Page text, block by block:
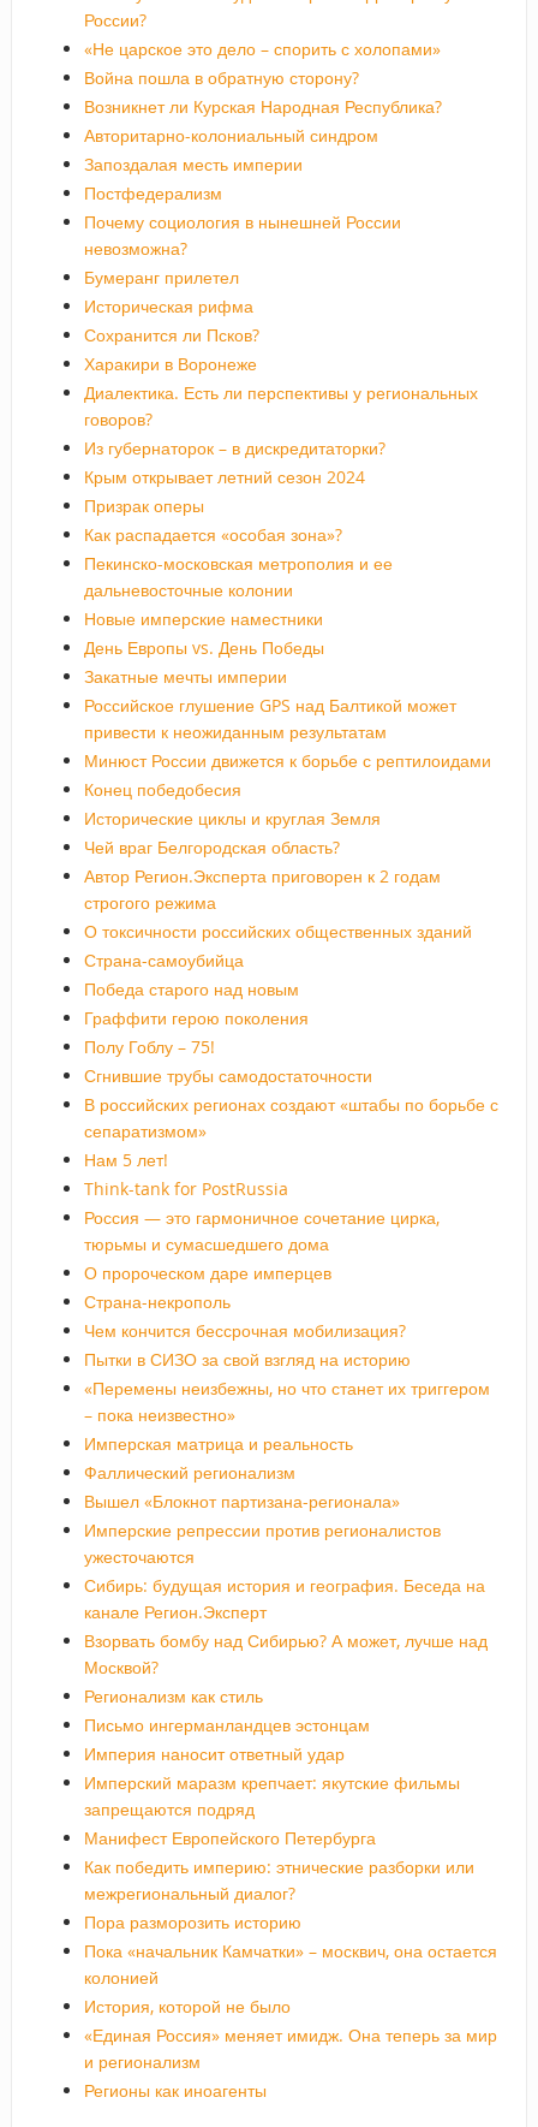
России?
«Не царское это дело – спорить с холопами»
Война пошла в обратную сторону?
Возникнет ли Курская Народная Республика?
Авторитарно-колониальный синдром
Запоздалая месть империи
Постфедерализм
Почему социология в нынешней России
невозможна?
Бумеранг прилетел
Историческая рифма
Сохранится ли Псков?
Харакири в Воронеже
Диалектика. Есть ли перспективы у региональных
говоров?
Из губернаторок – в дискредитаторки?
Крым открывает летний сезон 2024
Призрак оперы
Как распадается «особая зона»?
Пекинско-московская метрополия и ее
дальневосточные колонии
Новые имперские наместники
День Европы vs. День Победы
Закатные мечты империи
Российское глушение GPS над Балтикой может
привести к неожиданным результатам
Минюст России движется к борьбе с рептилоидами
Конец победобесия
Исторические циклы и круглая Земля
Чей враг Белгородская область?
Автор Регион.Эксперта приговорен к 2 годам
строгого режима
О токсичности российских общественных зданий
Страна-самоубийца
Победа старого над новым
Граффити герою поколения
Полу Гоблу – 75!
Сгнившие трубы самодостаточности
В российских регионах создают «штабы по борьбе с
сепаратизмом»
Нам 5 лет!
Think-tank for PostRussia
Россия — это гармоничное сочетание цирка,
тюрьмы и сумасшедшего дома
О пророческом даре имперцев
Страна-некрополь
Чем кончится бессрочная мобилизация?
Пытки в СИЗО за свой взгляд на историю
«Перемены неизбежны, но что станет их триггером
– пока неизвестно»
Имперская матрица и реальность
Фаллический регионализм
Вышел «Блокнот партизана-регионала»
Имперские репрессии против регионалистов
ужесточаются
Сибирь: будущая история и география. Беседа на
канале Регион.Эксперт
Взорвать бомбу над Сибирью? А может, лучше над
Москвой?
Регионализм как стиль
Письмо ингерманландцев эстонцам
Империя наносит ответный удар
Имперский маразм крепчает: якутские фильмы
запрещаются подряд
Манифест Европейского Петербурга
Как победить империю: этнические разборки или
межрегиональный диалог?
Пора разморозить историю
Пока «начальник Камчатки» – москвич, она остается
колонией
История, которой не было
«Единая Россия» меняет имидж. Она теперь за мир
и регионализм
Регионы как иноагенты